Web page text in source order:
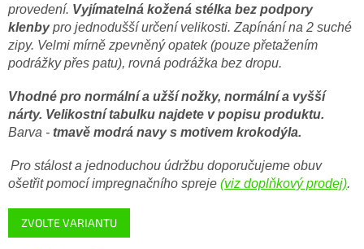
ZVOLTE VARIANTU
provedení. Vyjímatelná kožená stélka bez podpory
klenbypro jednodušší určení velikosti. Zapínání na 2 suché
zipy. Velmi mírně zpevněný opatek (pouze přetažením
podrážky přes patu), rovná podrážka bez dropu.
Vhodné pro normální a užší nožky, normální a vyšší
nárty. Velikostní tabulku najdete v popisu produktu.
Barva - tmavě modrá navy s motivem krokodýla.
Pro stálost a jednoduchou údržbu doporučujeme obuv
ošetřit pomocí impregnačního spreje (viz doplňkový prodej).